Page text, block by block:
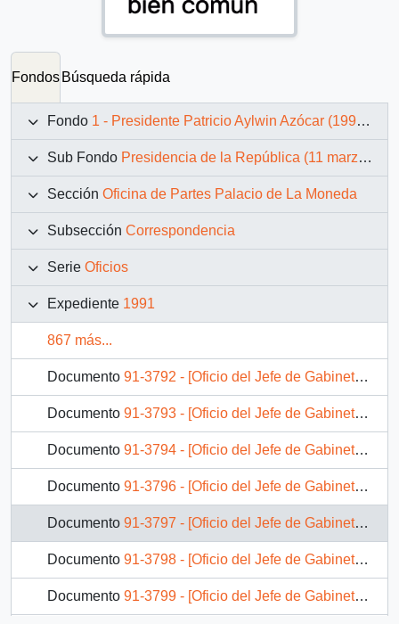
Fondos Búsqueda rápida
Fondo 1 - Presidente Patricio Aylwin Azócar (1990-1994)
Sub Fondo Presidencia de la República (11 marzo 1990 – 11 marzo 1994)
Sección Oficina de Partes Palacio de La Moneda
Subsección Correspondencia
Serie Oficios
Expediente 1991
867 más...
Documento 91-3792 - [Oficio del Jefe de Gabinete Presidencial dirigido al Director de Impuestos Internos]
Documento 91-3793 - [Oficio del Jefe de Gabinete Presidencial dirigido al Secretario Regional Ministerial de Justicia de la Región Metropolitana]
Documento 91-3794 - [Oficio del Jefe de Gabinete Presidencial dirigido al Subsecretario de Desarrollo Regional]
Documento 91-3796 - [Oficio del Jefe de Gabinete Presidencial dirigido al Alcalde de Concepción]
Documento 91-3797 - [Oficio del Jefe de Gabinete Presidencial dirigido al Gobernador Provincial de Cautín]
Documento 91-3798 - [Oficio del Jefe de Gabinete Presidencial dirigido al Director del I.N.P.]
Documento 91-3799 - [Oficio del Jefe de Gabinete Presidencial dirigido al Intendente de la V Región]